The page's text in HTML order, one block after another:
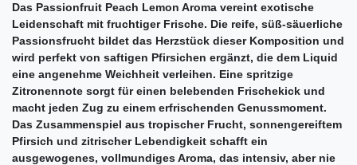
Das Passionfruit Peach Lemon Aroma vereint exotische
Leidenschaft mit fruchtiger Frische. Die reife, süß-säuerliche
Passionsfrucht bildet das Herzstück dieser Komposition und
wird perfekt von saftigen Pfirsichen ergänzt, die dem Liquid
eine angenehme Weichheit verleihen. Eine spritzige
Zitronennote sorgt für einen belebenden Frischekick und
macht jeden Zug zu einem erfrischenden Genussmoment.
Das Zusammenspiel aus tropischer Frucht, sonnengereiftem
Pfirsich und zitrischer Lebendigkeit schafft ein
ausgewogenes, vollmundiges Aroma, das intensiv, aber nie